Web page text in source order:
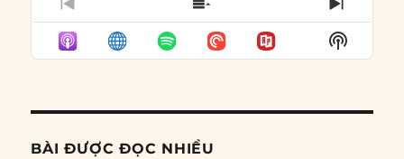
PREVIOUS
EPISODE
SHOW
EPISODES
LIST
NEXT
Show
Podcast
BÀI ĐƯỢC ĐỌC NHIỀU